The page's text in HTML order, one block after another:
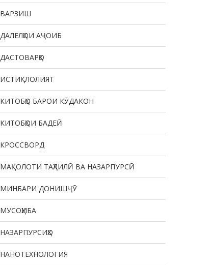
ВАРЗИШ
ДАЛЕЛҲОИ АҶОИБ
ДАСТОВАРҲО
ИСТИҚЛОЛИЯТ
КИТОБҲО БАРОИ КӮДАКОН
КИТОБҲОИ БАДЕӢ
КРОССВОРД
МАҚОЛОТИ ТАҲЛИЛӢ ВА НАЗАРПУРСӢ
МИНБАРИ ДОНИШҶӮ
МУСОҲИБА
НАЗАРПУРСИҲО
НАНОТЕХНОЛОГИЯ